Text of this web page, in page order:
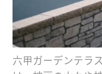
六甲ガーデンテラ